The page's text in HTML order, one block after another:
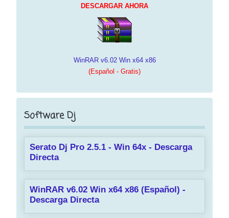
DESCARGAR AHORA
WinRAR v6.02 Win x64 x86
(Español - Gratis)
Software Dj
Serato Dj Pro 2.5.1 - Win 64x - Descarga
Directa
WinRAR v6.02 Win x64 x86 (Español) -
Descarga Directa